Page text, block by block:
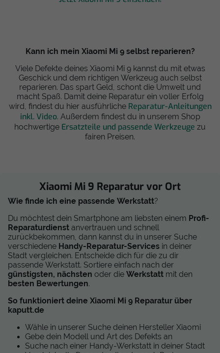
Kann ich mein Xiaomi Mi 9 selbst reparieren?
Viele Defekte deines Xiaomi Mi 9 kannst du mit etwas
Geschick und dem richtigen Werkzeug auch selbst
reparieren. Das spart Geld, schont die Umwelt und
macht Spaß. Damit deine Reparatur ein voller Erfolg
wird, findest du hier ausführliche Reparatur-Anleitungen
inkl. Video. Außerdem findest du in unserem Shop
hochwertige Ersatzteile und passende Werkzeuge zu
fairen Preisen.
Xiaomi Mi 9 Reparatur vor Ort
Wie finde ich eine passende Werkstatt?
Du möchtest dein Smartphone am liebsten einem Profi-
Reparaturdienst anvertrauen und schnell
zurückbekommen, dann kannst du in unserer Suche
verschiedene Handy-Reparatur-Services in deiner
Stadt vergleichen. Entscheide dich für die zu dir
passende Werkstatt. Sortiere einfach nach der
günstigsten, nächsten oder die Werkstatt mit den
besten Bewertungen.
So funktioniert deine Xiaomi Mi 9 Reparatur über
kaputt.de
Wähle in unserer Suche deinen Hersteller Xiaomi
Gebe dein Modell und Art des Defekts an
Suche nach einer Handy-Werkstatt in deiner Stadt